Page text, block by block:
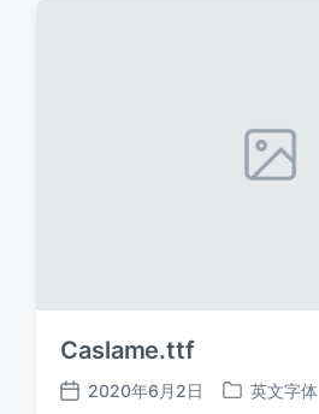
Caslame.ttf
发
2020年6月2日
发
英文字体